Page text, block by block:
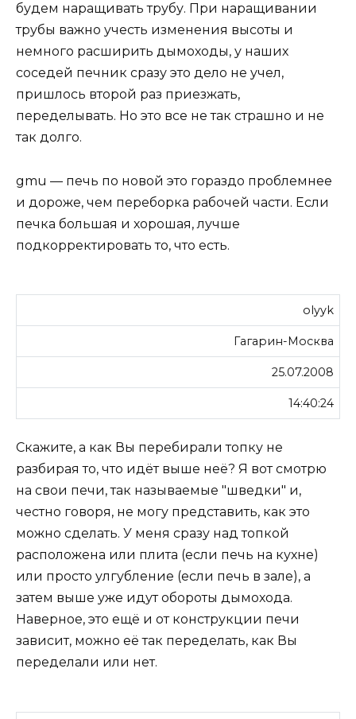
будем наращивать трубу. При наращивании
трубы важно учесть изменения высоты и
немного расширить дымоходы, у наших
соседей печник сразу это дело не учел,
пришлось второй раз приезжать,
переделывать. Но это все не так страшно и не
так долго.
gmu — печь по новой это гораздо проблемнее
и дороже, чем переборка рабочей части. Если
печка большая и хорошая, лучше
подкорректировать то, что есть.
olyyk
Гагарин-Москва
25.07.2008
14:40:24
Скажите, а как Вы перебирали топку не
разбирая то, что идёт выше неё? Я вот смотрю
на свои печи, так называемые "шведки" и,
честно говоря, не могу представить, как это
можно сделать. У меня сразу над топкой
расположена или плита (если печь на кухне)
или просто улгубление (если печь в зале), а
затем выше уже идут обороты дымохода.
Наверное, это ещё и от конструкции печи
зависит, можно её так переделать, как Вы
переделали или нет.